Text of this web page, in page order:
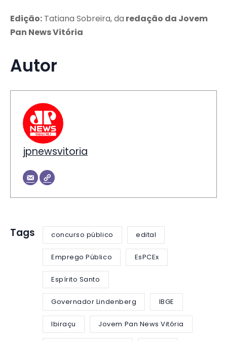
Edição: Tatiana Sobreira, da redação da Jovem
Pan News Vitória
Autor
jpnewsvitoria
Tags concurso público edital
Emprego Público EsPCEx
Espírito Santo
Governador Lindenberg IBGE
Ibiraçu Jovem Pan News Vitória